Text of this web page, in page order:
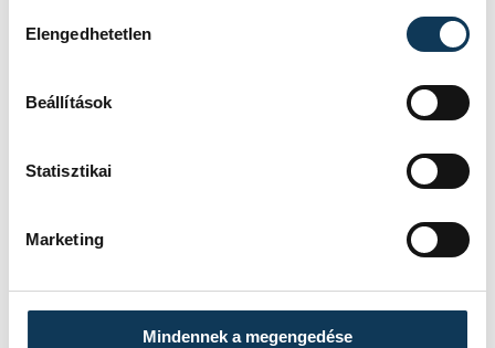
Elengedhetetlen
Beállítások
Statisztikai
Marketing
Mindennek a megengedése